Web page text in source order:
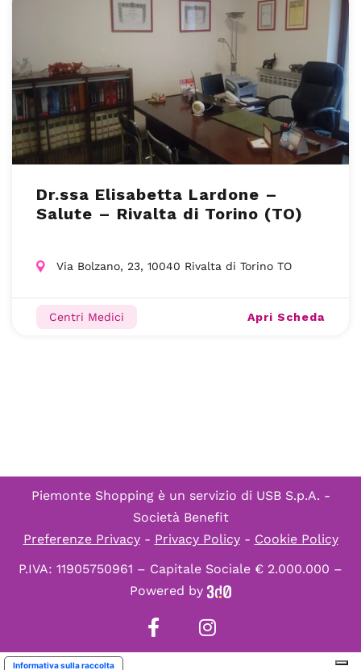
Dr.ssa Elisabetta Lardone –
Salute – Rivalta di Torino (TO)
Via Bolzano, 23, 10040 Rivalta di Torino TO
Centri Medici Apri Scheda
Piemonte Shopping è un servizio di USB S.p.A. -
Società Benefit
Preferenze Privacy- Privacy Policy- Cookie Policy
P.IVA: 11905750961 – Capitale Sociale € 2.000.000 –
Powered by
Informativa sulla raccolta